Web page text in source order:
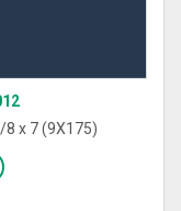
8 x 7 (9X175)